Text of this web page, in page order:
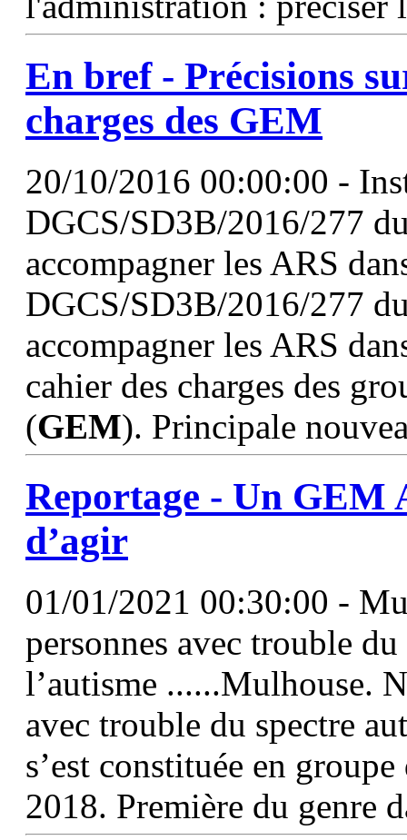
En bref - Précisions
charges des GEM
20/10/2016 00:00:00 -
DGCS/SD3B/2016/277
accompagner les ARS
DGCS/SD3B/2016/277
accompagner les ARS
cahier des charges des
(GEM). Principale
Reportage - Un GEM
d’agir
01/01/2021 00:30:00 -
personnes avec trouble
l’autisme ......Mulhouse.
avec trouble du spectre
s’est constituée en
2018. Première du genre